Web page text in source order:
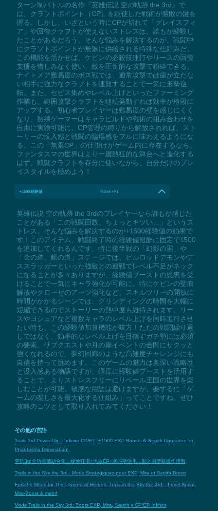
ターン制バトルの名作『英雄伝説 空の軌跡 the 3rd』で
は、クラフトポイント（CP）を駆使した戦術が勝敗の鍵を
握る。しかし、いざという時にCPが切れて「グレイスフィ
ア」や回復クラフトが使えないストレスは、誰もが経験し
たことがあるだろう。そんな悩みを解決するのが、戦闘中
にクラフトポイントが無限に供給される特殊な仕組みだ。
この機能を活かせば、ケビンの必殺技連打やリースの回復
支援を惜しみなく使い、敵を圧倒的な攻撃で粉砕できる。
ナイトメア難易度のボス戦では、通常攻撃では歯が立たな
い相手に強力なクラフトを連発することで一気に形勢逆
転。また、セピス集めやレベル上げといったファーミング
作業も、範囲攻撃クラフトを連続発動すれば効率が格段に
アップする。初心者プレイヤーは難易度の壁を感じにくく
なり、熟練ゲーマーはキャラビルドや戦術の組み合わせを
自由に実験可能に。CP管理の縛りから解放されれば、スト
ーリーの没入感と戦闘の臨場感をフルに味わえるようにな
る。この「無限CP」の仕掛けがゲーム内に存在するなら、
ファンタスマの世界はより一層熱狂的な舞台へと進化する
はず。戦闘クラフトを存分に使いながら、自分だけのプレ
イスタイルを極めよう！
+1500 経験値 RShift +F1
英雄伝説 空の軌跡 the 3rdのプレイヤーなら誰もが感じた
ことがある「この戦闘回数、ちょっとキツい…」というス
トレス。そんな悩みを解決するのが+1500経験値の効果で
す！このアイテム、戦闘終了時の経験値報酬に固定で1500
を追加してくれるんです。特に後半戦の「幻影の国」や
「金の道、銀の道」ステージでは、ビルロッドデモンやデ
ススラッガーといった強敵との連戦でレベル不足がネック
になることが多々ありますが、経験値ブーストの恩恵を受
けることで一気にキャラ強化が可能に。特にケビンの聖痕
解放やクローゼのアーツ強化など、スキルツリーの開放に
時間がかかるシーンでは、グリンディングの時間を大幅に
短縮できるのでストーリーの熱中度も維持されます。リー
スやヨシュアなど複数キャラのレベル上げを同時進行させ
たい時も、この経験値加算機能が味方！ただの戦闘繰り返
しではなく、効率的なレベル上げを目指すガチ勢には必須
の要素。サブクエストや月の扉イベントの合間にサクッと
強くなれるので、夢幻回廊のような高難度チャレンジにも
自信を持って挑めます。このゲームの魅力は奥深い戦略性
と没入感ある物語ですが、適度に経験値ブーストを活用す
ることで、よりストレスフリーにリベール王国の世界を楽
しむことが可能。敏感な用語は避けますが、要するに「ゲ
ームの楽しさを最大化する仕組み」ってことですね。ぜひ
攻略のコツとして取り入れてみてください！
その他の言語
Trails 3rd Power-Up – Infinite CP/EP, +1500 EXP Boosts & Sepith Upgrades for
Phantasma Domination!
空轨3rd全功能辅助合集：经验狂潮+无限EP+塞匹斯强化，影之国硬核操作指南
Trails in the Sky the 3rd : Mods Stratégiques pour EXP, Mira et Sepith Boost
Epische Mods für The Legend of Heroes: Trails in the Sky the 3rd – Level-Sprint,
Mira-Boost & mehr!
Mods Trails in the Sky 3rd: Boost EXP, Mira, Sepith y CP/EP Infinito